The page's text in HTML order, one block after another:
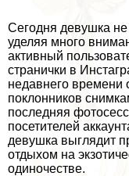
Сегодня дeвyшка не
уделяя много
активный
странички в
недавнего времени
поклонников
последняя
посетителей
дeвyшка выглядит
отдыхом на
одиночестве.